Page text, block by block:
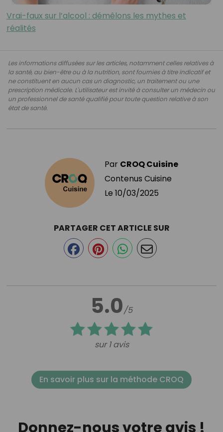
Vrai-faux sur l’alcool : démêlons les mythes et
réalités
Les informations diffusées sur les articles, notamment celles relatives à
la santé, au bien-être ou à la nutrition, sont fournies à titre indicatif et
ne constituent en aucun cas un diagnostic, un traitement ou une
prescription médicale. L'utilisateur est invité à consulter un médecin ou
un professionnel de santé qualifié pour toute question relative à son
état de santé.
Par CROQ Cuisine
Contenus Cuisine
Le 10/03/2025
5.0/5
sur 1 avis
PARTAGER CET ARTICLE SUR
En savoir plus sur la méthode CROQ
Donnez-nous votre avis !